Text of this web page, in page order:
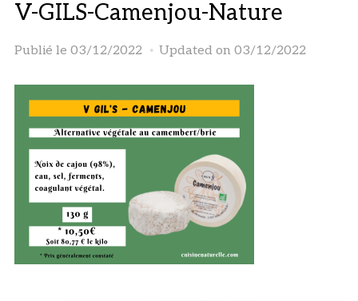
V-GILS-Camenjou-Nature
Publié le 03/12/2022 Updated on 03/12/2022